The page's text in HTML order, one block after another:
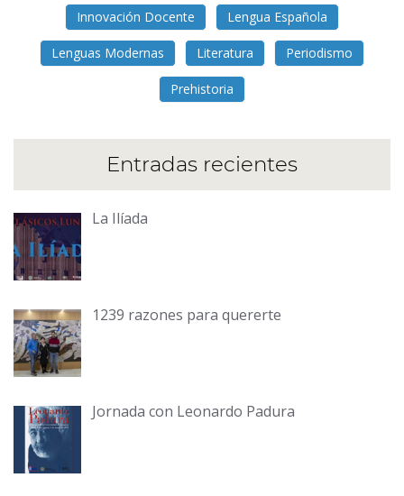
Innovación Docente Lengua Española
Lenguas Modernas Literatura Periodismo
Prehistoria
Entradas recientes
La Ilíada
1239 razones para quererte
Jornada con Leonardo Padura